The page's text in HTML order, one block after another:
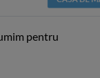
pentru